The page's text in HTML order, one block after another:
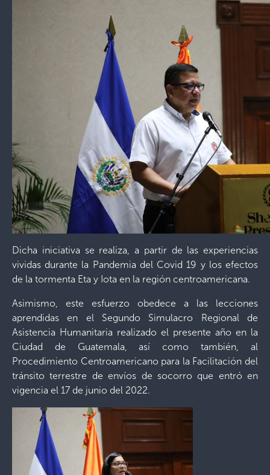
Dicha iniciativa se realiza, a partir de las experiencias
vividas durante la Pandemia del Covid 19 y los efectos
de la tormenta Eta y Iota en la región centroamericana.
Asimismo, este esfuerzo obedece a las lecciones
aprendidas en el Segundo Simulacro Regional de
Asistencia Humanitaria realizado el presente año en la
Ciudad de Guatemala, así como también, al
Procedimiento Centroamericano para la Facilitación del
tránsito terrestre de envíos de socorro que entró en
vigencia el 17 de junio del 2022.